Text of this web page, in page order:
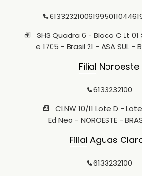
613323210061995011044
SHS Quadra 6 - Bloco C Lt 01
e 1705 - Brasil 21 - ASA SUL -
Filial Noroeste
6133232100
CLNW 10/11 Lote D -
Ed Neo - NOROESTE -
Filial Aguas
6133232100